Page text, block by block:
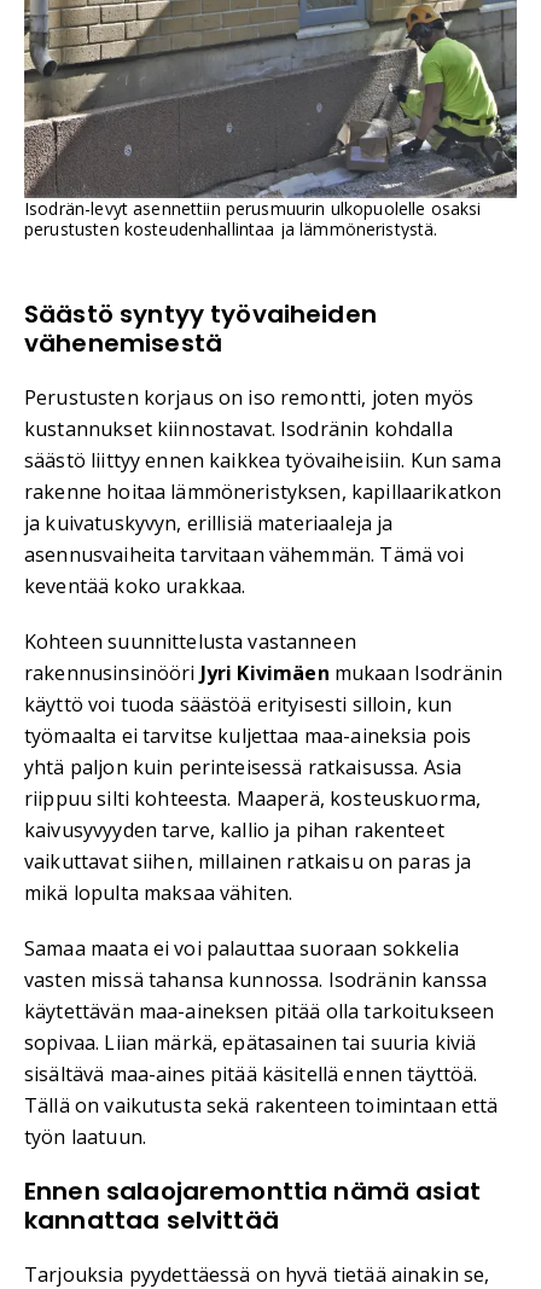
Isodrän-levyt asennettiin perusmuurin ulkopuolelle osaksi
perustusten kosteudenhallintaa ja lämmöneristystä.
Säästö syntyy työvaiheiden
vähenemisestä
Perustusten korjaus on iso remontti, joten myös
kustannukset kiinnostavat. Isodränin kohdalla
säästö liittyy ennen kaikkea työvaiheisiin. Kun sama
rakenne hoitaa lämmöneristyksen, kapillaarikatkon
ja kuivatuskyvyn, erillisiä materiaaleja ja
asennusvaiheita tarvitaan vähemmän. Tämä voi
keventää koko urakkaa.
Kohteen suunnittelusta vastanneen
rakennusinsinööri Jyri Kivimäen mukaan Isodränin
käyttö voi tuoda säästöä erityisesti silloin, kun
työmaalta ei tarvitse kuljettaa maa-aineksia pois
yhtä paljon kuin perinteisessä ratkaisussa. Asia
riippuu silti kohteesta. Maaperä, kosteuskuorma,
kaivusyvyyden tarve, kallio ja pihan rakenteet
vaikuttavat siihen, millainen ratkaisu on paras ja
mikä lopulta maksaa vähiten.
Samaa maata ei voi palauttaa suoraan sokkelia
vasten missä tahansa kunnossa. Isodränin kanssa
käytettävän maa-aineksen pitää olla tarkoitukseen
sopivaa. Liian märkä, epätasainen tai suuria kiviä
sisältävä maa-aines pitää käsitellä ennen täyttöä.
Tällä on vaikutusta sekä rakenteen toimintaan että
työn laatuun.
Ennen salaojaremonttia nämä asiat
kannattaa selvittää
Tarjouksia pyydettäessä on hyvä tietää ainakin se,